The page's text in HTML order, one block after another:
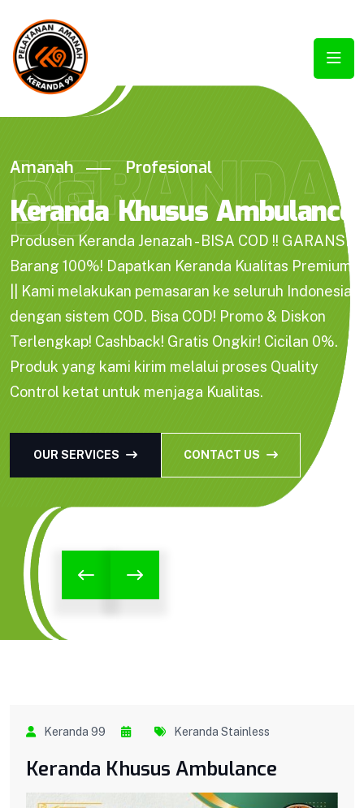
KERANDA
99
Amanah Profesional
Keranda Khusus Ambulance
Produsen Keranda Jenazah - BISA COD !! GARANSI
Barang 100%! Dapatkan Keranda Kualitas Premium
|| Kami melakukan pemasaran ke seluruh Indonesia
dengan sistem COD. Bisa COD! Promo & Diskon
Terlengkap! Cashback! Gratis Ongkir! Cicilan 0%.
Produk yang kami kirim melalui proses Quality
Control ketat untuk menjaga Kualitas.
OUR SERVICES CONTACT US
Keranda 99 Keranda Stainless
Keranda Khusus Ambulance